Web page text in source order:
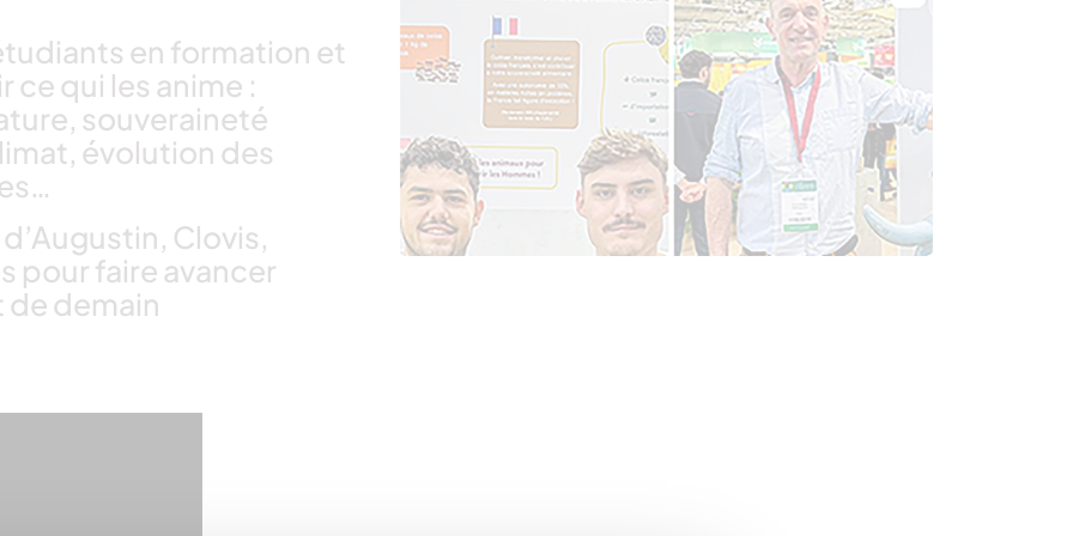
en formation et
qui les anime :
souveraineté
évolution des
Clovis,
pour faire avancer
de demain